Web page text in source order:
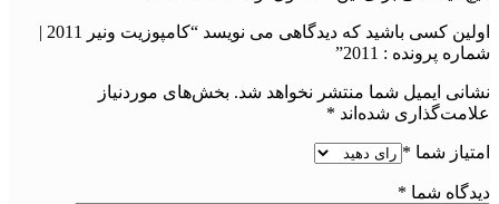
اولین کسی باشید که دیدگاهی می نویسد “کامپوزیت ونیر 2011 |
شماره پرونده : 2011”
نشانی ایمیل شما منتشر نخواهد شد. بخش‌های موردنیاز
علامت‌گذاری شده‌اند *
امتیاز شما *
دیدگاه شما *